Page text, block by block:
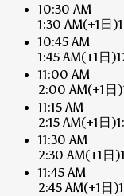
10:30 AM
1:30 AM(+1日)
10:45 AM
1:45 AM(+1日)
11:00 AM
2:00 AM(+1日)
11:15 AM
2:15 AM(+1日)
11:30 AM
2:30 AM(+1日)
11:45 AM
2:45 AM(+1日)